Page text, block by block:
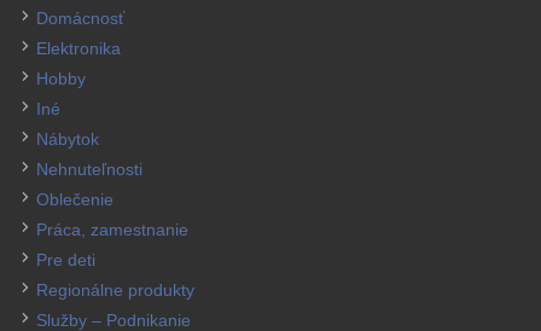
Domácnosť
Elektronika
Hobby
Iné
Nábytok
Nehnuteľnosti
Oblečenie
Práca, zamestnanie
Pre deti
Regionálne produkty
Služby – Podnikanie